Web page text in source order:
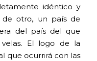
idéntico y
de otro, un país de
del país del que
El logo de la
que ocurrirá con las